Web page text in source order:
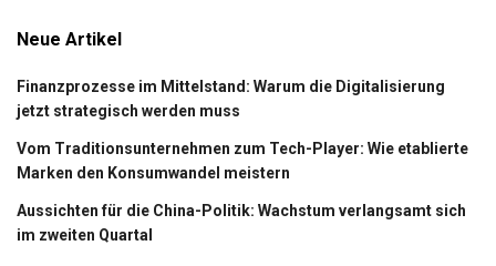
Neue Artikel
Finanzprozesse im Mittelstand: Warum die Digitalisierung
jetzt strategisch werden muss
Vom Traditionsunternehmen zum Tech-Player: Wie etablierte
Marken den Konsumwandel meistern
Aussichten für die China-Politik: Wachstum verlangsamt sich
im zweiten Quartal